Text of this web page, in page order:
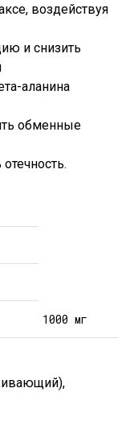
воздействуя
и снизить
аланина
обменные
1000 мг